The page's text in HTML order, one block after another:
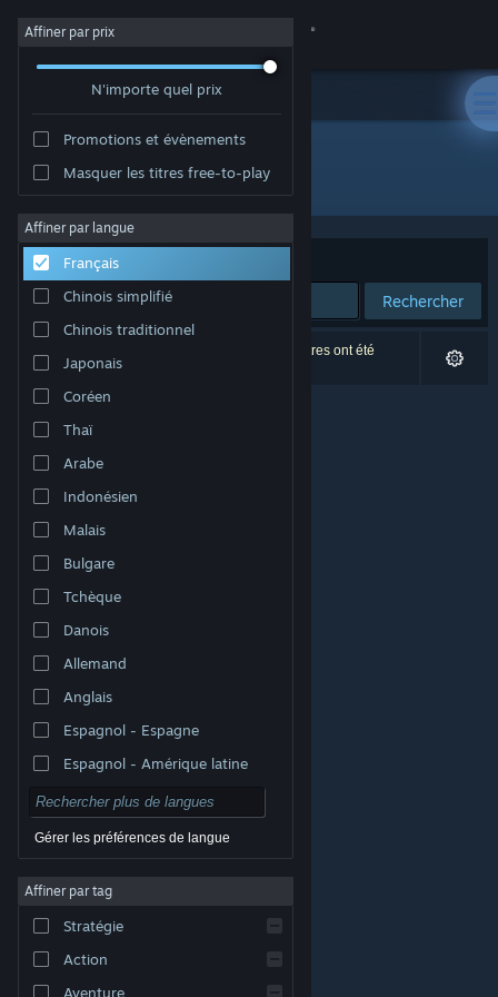
Se connecter
Magasin
À propos
Support
Changer la langue
Télécharger l'application mobile Steam
Voir version ordi. du site
© Valve Corporation. Tous droits réservés. Toutes les
titulaires aux États-Unis et dans d'autres pays.
Accessibilité
Remboursements
Affiner par prix
N'importe quel prix
Promotions et évènements
Masquer les titres free-to-play
Affiner par langue
Français
Chinois simplifié
Chinois traditionnel
Japonais
Coréen
Thaï
Arabe
Indonésien
Malais
Bulgare
Tchèque
Danois
Allemand
Anglais
Espagnol - Espagne
Espagnol - Amérique latine
Gérer les préférences de langue
Affiner par tag
Stratégie
Action
Aventure
Développement : wraithgames
Trier par Pertinence
Rechercher
0 résultats correspondent à votre recherche. 4 titres ont été
exclus selon vos préférences.